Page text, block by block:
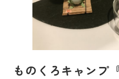
ものくろキャンプ